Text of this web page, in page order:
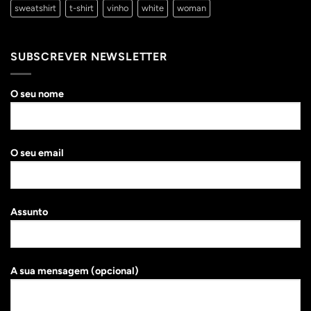
sweatshirt t-shirt vinho white woman
SUBSCREVER NEWSLETTER
O seu nome
O seu email
Assunto
A sua mensagem (opcional)